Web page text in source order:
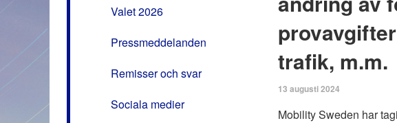
Valet 2026
Pressmeddelanden
Remisser och svar
Sociala medier
trafik, m.m.
13 augusti 2024
Mobility Sweden har